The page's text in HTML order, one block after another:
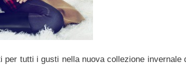
per tutti i gusti nella nuova collezione invernale